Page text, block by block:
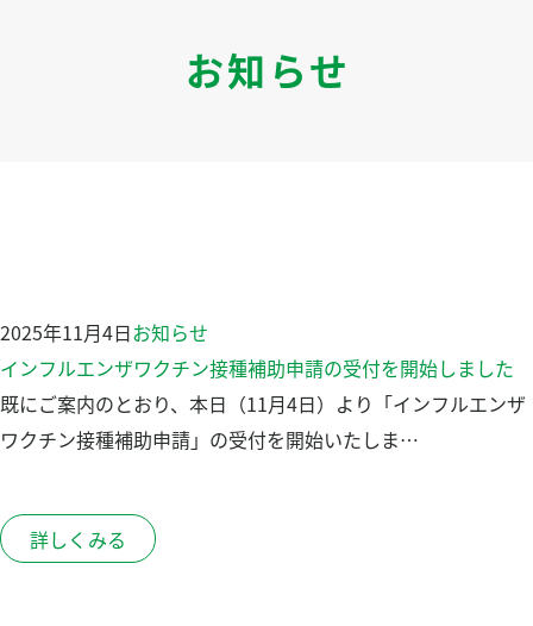
お知らせ
2025年11月4日お知らせ
インフルエンザワクチン接種補助申請の受付を開始しました
既にご案内のとおり、本日（11月4日）より「インフルエンザ
ワクチン接種補助申請」の受付を開始いたしま…
詳しくみる
健康保険のしくみ
食事管理アプリ「あすけん」
保養施設の利用
申請書ダウンロード
よくある質問